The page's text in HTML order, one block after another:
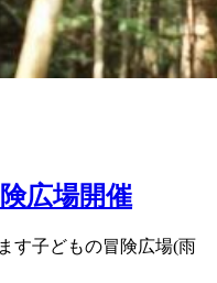
広場開催
す子どもの冒険広場(雨